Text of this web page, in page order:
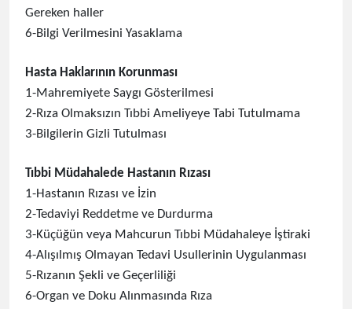
Gereken haller
6-Bilgi Verilmesini Yasaklama
Hasta Haklarının Korunması
1-Mahremiyete Saygı Gösterilmesi
2-Rıza Olmaksızın Tıbbi Ameliyeye Tabi Tutulmama
3-Bilgilerin Gizli Tutulması
Tıbbi Müdahalede Hastanın Rızası
1-Hastanın Rızası ve İzin
2-Tedaviyi Reddetme ve Durdurma
3-Küçüğün veya Mahcurun Tıbbi Müdahaleye İştiraki
4-Alışılmış Olmayan Tedavi Usullerinin Uygulanması
5-Rızanın Şekli ve Geçerliliği
6-Organ ve Doku Alınmasında Rıza